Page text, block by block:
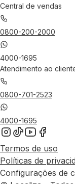
Central de vendas
0800-200-2000
4000-1695
Atendimento ao
0800-701-2523
4000-1695
Termos de uso
Políticas de
Configurações de